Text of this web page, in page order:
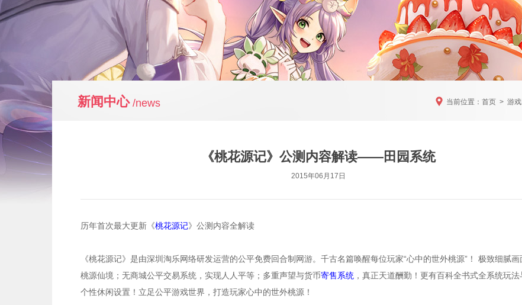
新闻中心 /news 当前位置： 首页 > 游
《桃花源记》公测内容解读——田园系统
2015年06月17日
历年首次最大更新《桃花源记》公测内容全解读
《桃花源记》是由深圳淘乐网络研发运营的公平免费回合制网游。千古名篇唤醒每位玩家“心中的世外桃源”！ 极致细腻
桃源仙境；无商城公平交易系统，实现人人平等；多重声望与货币寄售系统 ，真正天道酬勤！更有百科全书式全系统玩法
个性休闲设置！立足公平游戏世界，打造玩家心中的世外桃源！